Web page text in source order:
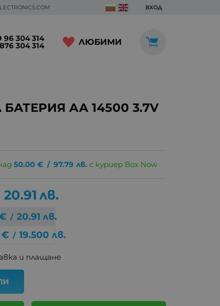
ВХОД
96 304 314
304 314 ЛЮБИМИ
AA 14500 3.7V
50.00 € / 97.79 лв. с куриер Box Now
20.91 лв.
/ 20.91 лв.
€ / 19.500 лв.
и плащане